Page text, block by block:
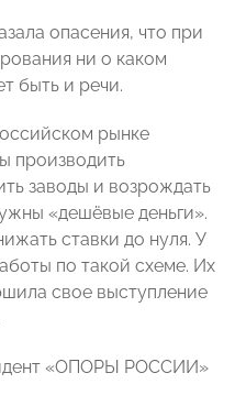
опасения, что при
ни о каком
быть и речи.
рынке
производить
заводы и возрождать
«дешёвые деньги».
ставки до нуля. У
по такой схеме. Их
свое выступление
«ОПОРЫ РОССИИ»